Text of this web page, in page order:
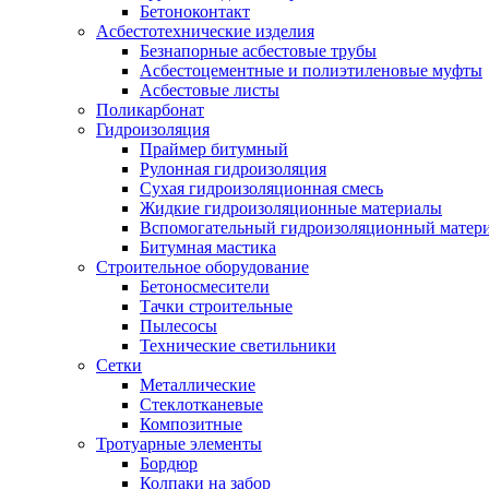
Бетоноконтакт
Асбестотехнические изделия
Безнапорные асбестовые трубы
Асбестоцементные и полиэтиленовые муфты
Асбестовые листы
Поликарбонат
Гидроизоляция
Праймер битумный
Рулонная гидроизоляция
Сухая гидроизоляционная смесь
Жидкие гидроизоляционные материалы
Вспомогательный гидроизоляционный
Битумная мастика
Строительное оборудование
Бетоносмесители
Тачки строительные
Пылесосы
Технические светильники
Сетки
Металлические
Стеклотканевые
Композитные
Тротуарные элементы
Бордюр
Колпаки на забор